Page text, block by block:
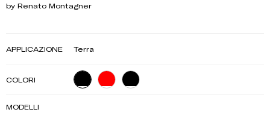
by Renato Montagner
APPLICAZIONE Terra
COLORI
MODELLI